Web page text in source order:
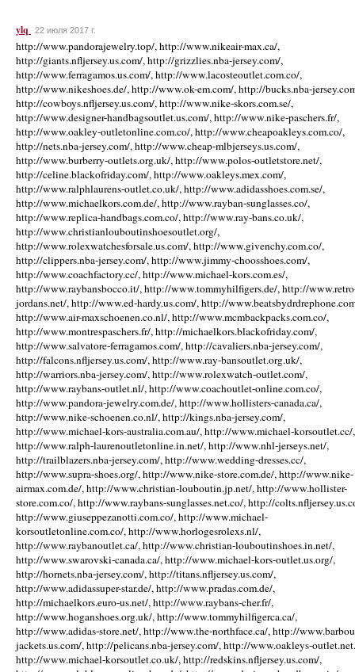
ylq 22 июля 2017 г.
http://www.pandorajewelry.top/, http://www.nikeair-max.ca/,
http://giants.nfljersey.us.com/, http://grizzlies.nba-jersey.com/,
http://www.ferragamos.us.com/, http://www.lacosteoutlet.com.co/,
http://www.nikeshoes.de/, http://www.ok-em.com/, http://bucks.nba-
http://cowboys.nfljersey.us.com/, http://www.nike-skors.com.se/,
http://www.designer-handbagsoutlet.us.com/, http://www.nike-paschers.fr/,
http://www.oakley-outletonline.com.co/, http://www.cheapoakleys.com.co/,
http://nets.nba-jersey.com/, http://www.cheap-mlbjerseys.us.com/,
http://www.burberry-outlets.org.uk/, http://www.polos-outletstore.net/,
http://celine.blackofriday.com/, http://www.oakleys.mex.com/,
http://www.ralphlaurens-outlet.co.uk/, http://www.adidasshoes.com.se/,
http://www.michaelkors.com.de/, http://www.rayban-sunglasses.co/,
http://www.replica-handbags.com.co/, http://www.ray-bans.co.uk/,
http://www.christianlouboutinshoesoutlet.org/,
http://www.rolexwatchesforsale.us.com/, http://www.givenchy.com.co/,
http://clippers.nba-jersey.com/, http://www.jimmy-choosshoes.com/,
http://www.coachfactory.cc/, http://www.michael-kors.com.es/,
http://www.raybansbocco.it/, http://www.tommyhilfigers.de/, http://
jordans.net/, http://www.ed-hardy.us.com/, http://
http://www.air-maxschoenen.co.nl/, http://www.mcmbackpacks.com.co/,
http://www.montrespaschers.fr/, http://michaelkors.blackofriday.com/,
http://www.salvatore-ferragamos.com/, http://cavaliers.nba-jersey.com/,
http://falcons.nfljersey.us.com/, http://www.ray-bansoutlet.org.uk/,
http://warriors.nba-jersey.com/, http://www.rolexwatch-outlet.com/,
http://www.raybans-outlet.nl/, http://www.coachoutlet-online.com.co/,
http://www.pandora-jewelry.com.de/, http://www.hollisters-canada.ca/,
http://www.nike-schoenen.co.nl/, http://kings.nba-jersey.com/,
http://www.michael-kors-australia.com.au/, http://www.michael-korsoutlet.cc/,
http://www.ralph-laurenoutletonline.in.net/, http://www.nhl-jerseys.net/,
http://trailblazers.nba-jersey.com/, http://www.wedding-dresses.cc/,
http://www.supra-shoes.org/, http://www.nike-store.com.de/, http://www.nike-
airmax.com.de/, http://www.christian-louboutin.jp.net/, http://www.hollister-
store.com.co/, http://www.raybans-sunglasses.net.co/, http://
http://www.giuseppezanotti.com.co/, http://www.michael-
korsoutletonline.com.co/, http://www.horlogesrolexs.nl/,
http://www.raybanoutlet.ca/, http://www.christian-louboutinshoes.in.net/,
http://www.swarovski-canada.ca/, http://www.michael-kors-outlet.us.org/,
http://hornets.nba-jersey.com/, http://titans.nfljersey.us.com/,
http://www.adidassuper-star.de/, http://www.pradas.com.de/,
http://michaelkors.euro-us.net/, http://www.raybans-cher.fr/,
http://www.hoganshoes.org.uk/, http://www.tommyhilfigerca.ca/,
http://www.adidas-store.net/, http://www.the-northface.ca/, http://
jackets.us.com/, http://pelicans.nba-jersey.com/, http://www.oakleys-
http://www.michael-korsoutlet.co.uk/, http://redskins.nfljersey.us.com/,